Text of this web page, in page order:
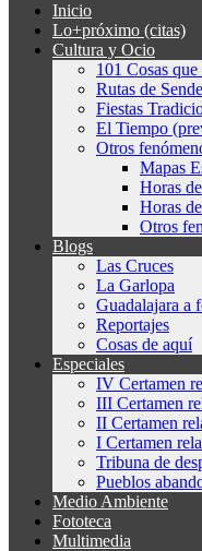
Inicio
Lo+próximo (citas)
Cultura y Ocio
101 Cosas
Rutas de
Fiestas
El Tiempo
Otros
Mapas
Horas
Horas
Otros
Blogs
Las Cruces
La Garlopa
Guadalajara a
Reportajes
Cosas de aquí
Especiales
IV Certamen
III Certamen
II Certamen
I Certamen
Tribuna de
Pueblos
Medio Ambiente
Fototeca
Multimedia